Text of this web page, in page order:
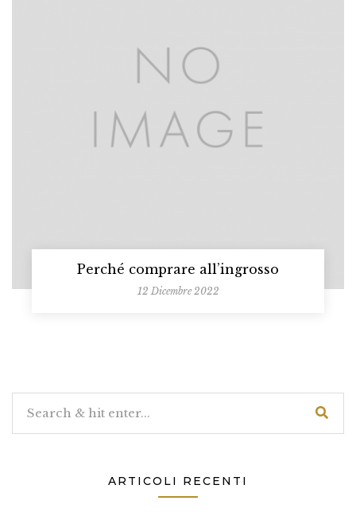
Perché comprare all’ingrosso
12 Dicembre 2022
ARTICOLI RECENTI